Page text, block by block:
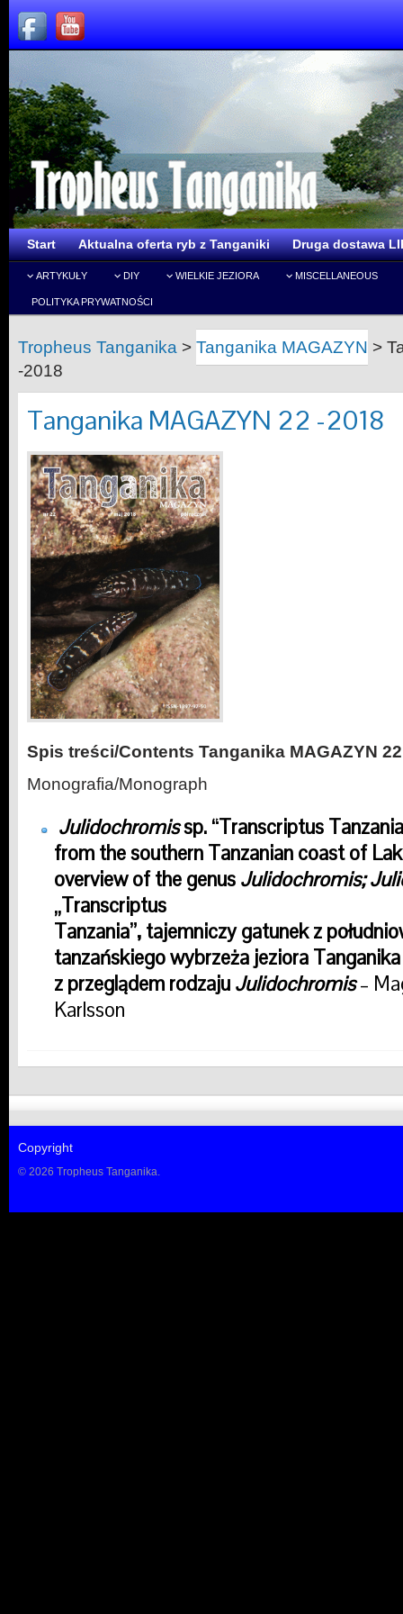
Start Aktualna oferta ryb z Tanganiki Druga dostawa
ARTYKUŁY DIY WIELKIE JEZIORA MISCELLANEOUS
POLITYKA PRYWATNOŚCI
Tropheus Tanganika > Tanganika MAGAZYN >
-2018
Tanganika MAGAZYN 22 -2018
Spis treści/Contents Tanganika MAGAZYN 22
Monografia/Monograph
Julidochromissp. “Transcriptus
from the southern Tanzanian coast of
overview of the genus Julidochromis;
„Transcriptus
Tanzania”, tajemniczy gatunek z
tanzańskiego wybrzeża jeziora
z przeglądem rodzaju Julidochromis–
Karlsson
Copyright
© 2026 Tropheus Tanganika.